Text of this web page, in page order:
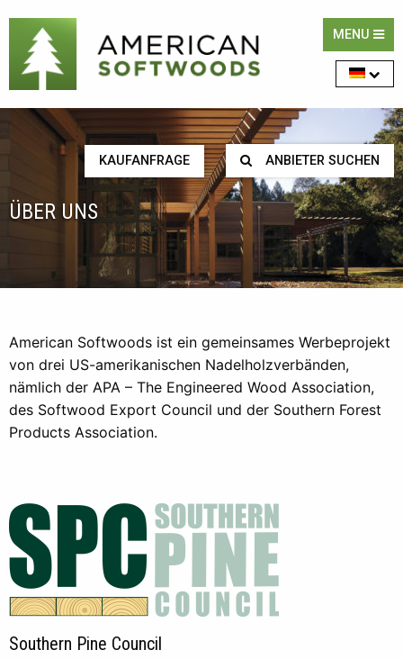
MENU
KAUFANFRAGE ANBIETER SUCHEN
ÜBER UNS
American Softwoods ist ein gemeinsames Werbeprojekt
von drei US-amerikanischen Nadelholzverbänden,
nämlich der APA – The Engineered Wood Association,
des Softwood Export Council und der Southern Forest
Products Association.
Southern Pine Council